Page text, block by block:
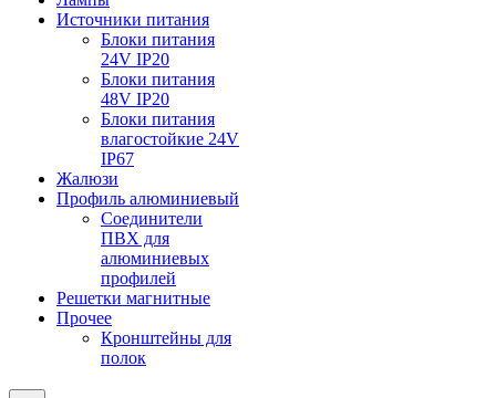
Источники питания
Блоки питания
24V IP20
Блоки питания
48V IP20
Блоки питания
влагостойкие 24V
IP67
Жалюзи
Профиль алюминиевый
Соединители
ПВХ для
алюминиевых
профилей
Решетки магнитные
Прочее
Кронштейны для
полок